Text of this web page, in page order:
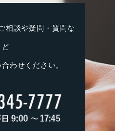
相談や疑問・質問な
ど
わせください。